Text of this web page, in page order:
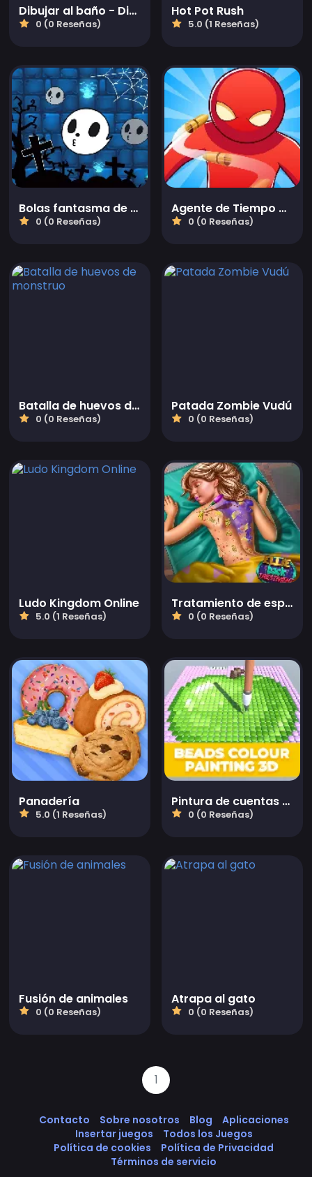
Dibujar al baño - Dibujo lineal
0 (0 Reseñas)
Hot Pot Rush
5.0 (1 Reseñas)
Bolas fantasma de Halloween
0 (0 Reseñas)
Agente de Tiempo de Bala
0 (0 Reseñas)
Batalla de huevos de monstruo
0 (0 Reseñas)
Patada Zombie Vudú
0 (0 Reseñas)
Ludo Kingdom Online
5.0 (1 Reseñas)
Tratamiento de espalda de Ellie
0 (0 Reseñas)
Panadería
5.0 (1 Reseñas)
Pintura de cuentas en 3D
0 (0 Reseñas)
Fusión de animales
0 (0 Reseñas)
Atrapa al gato
0 (0 Reseñas)
1
Contacto Sobre nosotros Blog
Aplicaciones
Insertar juegos
Todos los Juegos
Política de cookies
Política de Privacidad
Términos de servicio